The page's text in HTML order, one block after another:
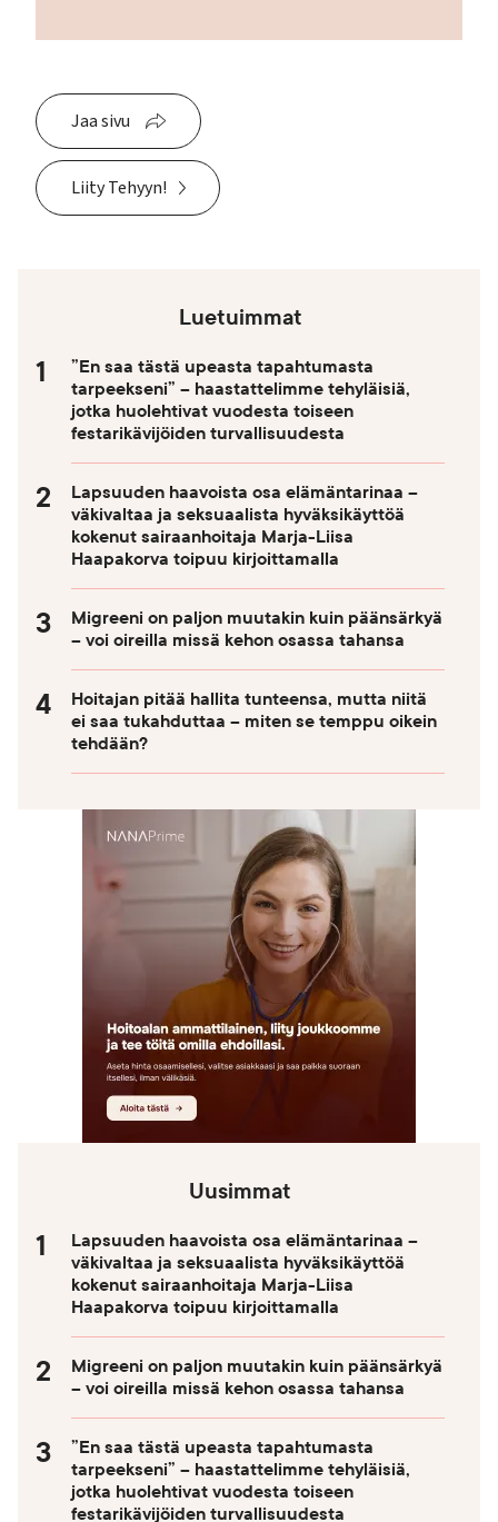
Jaa sivu
Liity Tehyyn!
Luetuimmat
”En saa tästä upeasta tapahtumasta
tarpeekseni” – haastattelimme tehyläisiä,
jotka huolehtivat vuodesta toiseen
festarikävijöiden turvallisuudesta
Lapsuuden haavoista osa elämäntarinaa –
väkivaltaa ja seksuaalista hyväksikäyttöä
kokenut sairaanhoitaja Marja-Liisa
Haapakorva toipuu kirjoittamalla
Migreeni on paljon muutakin kuin päänsärkyä
– voi oireilla missä kehon osassa tahansa
Hoitajan pitää hallita tunteensa, mutta niitä
ei saa tukahduttaa – miten se temppu oikein
tehdään?
Uusimmat
Lapsuuden haavoista osa elämäntarinaa –
väkivaltaa ja seksuaalista hyväksikäyttöä
kokenut sairaanhoitaja Marja-Liisa
Haapakorva toipuu kirjoittamalla
Migreeni on paljon muutakin kuin päänsärkyä
– voi oireilla missä kehon osassa tahansa
”En saa tästä upeasta tapahtumasta
tarpeekseni” – haastattelimme tehyläisiä,
jotka huolehtivat vuodesta toiseen
festarikävijöiden turvallisuudesta